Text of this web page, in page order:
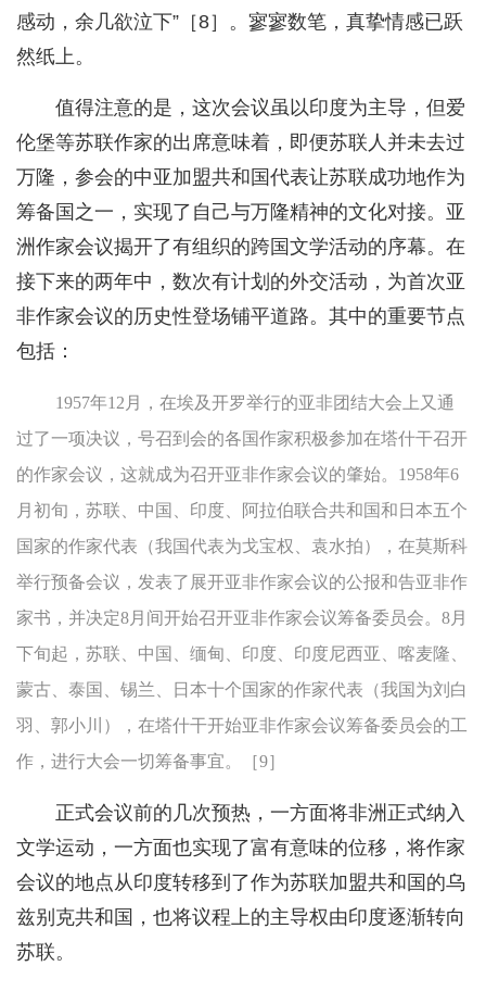
感动，余几欲泣下”［8］。寥寥数笔，真挚情感已跃
然纸上。
值得注意的是，这次会议虽以印度为主导，但爱
伦堡等苏联作家的出席意味着，即便苏联人并未去过
万隆，参会的中亚加盟共和国代表让苏联成功地作为
筹备国之一，实现了自己与万隆精神的文化对接。亚
洲作家会议揭开了有组织的跨国文学活动的序幕。在
接下来的两年中，数次有计划的外交活动，为首次亚
非作家会议的历史性登场铺平道路。其中的重要节点
包括：
1957年12月，在埃及开罗举行的亚非团结大会上又通
过了一项决议，号召到会的各国作家积极参加在塔什干召开
的作家会议，这就成为召开亚非作家会议的肇始。1958年6
月初旬，苏联、中国、印度、阿拉伯联合共和国和日本五个
国家的作家代表（我国代表为戈宝权、袁水拍），在莫斯科
举行预备会议，发表了展开亚非作家会议的公报和告亚非作
家书，并决定8月间开始召开亚非作家会议筹备委员会。8月
下旬起，苏联、中国、缅甸、印度、印度尼西亚、喀麦隆、
蒙古、泰国、锡兰、日本十个国家的作家代表（我国为刘白
羽、郭小川），在塔什干开始亚非作家会议筹备委员会的工
作，进行大会一切筹备事宜。［9］
正式会议前的几次预热，一方面将非洲正式纳入
文学运动，一方面也实现了富有意味的位移，将作家
会议的地点从印度转移到了作为苏联加盟共和国的乌
兹别克共和国，也将议程上的主导权由印度逐渐转向
苏联。